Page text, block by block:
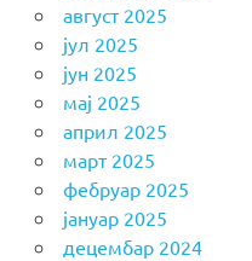
август 2025
јул 2025
јун 2025
мај 2025
април 2025
март 2025
фебруар 2025
јануар 2025
децембар 2024